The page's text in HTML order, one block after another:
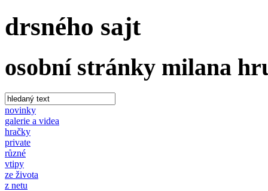
drsného sajt
osobní stránky milana
novinky
galerie a videa
hračky
private
různé
vtipy
ze života
z netu